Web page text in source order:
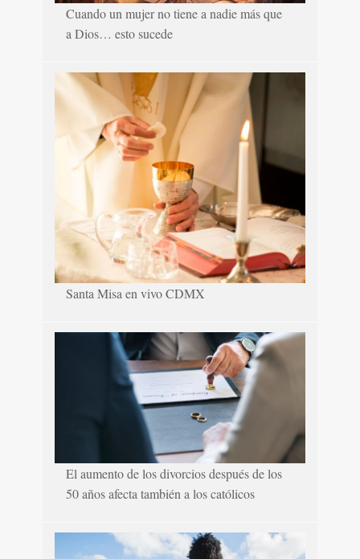
Cuando un mujer no tiene a nadie más que
a Dios… esto sucede
Santa Misa en vivo CDMX
El aumento de los divorcios después de los
50 años afecta también a los católicos